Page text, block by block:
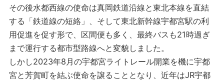
その後水都西線の使命は真岡鉄道沿線と東北本線を直結
する「鉄道線の短絡」、そして東北新幹線宇都宮駅の利
用促進を促す形で、区間便も多く、最終バスも21時過ぎ
まで運行する都市型路線へと変貌しました。
しかし2023年8月の宇都宮ライトレール開業を機に宇都
宮と芳賀町を結ぶ使命を譲ることとなり、近年はJR宇都